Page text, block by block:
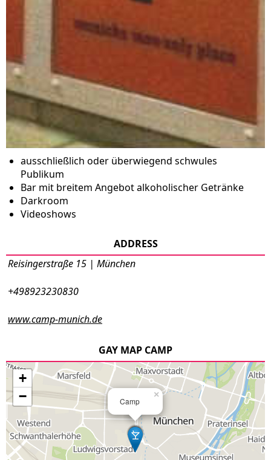
ausschließlich oder überwiegend schwules
Publikum
Bar mit breitem Angebot alkoholischer Getränke
Darkroom
Videoshows
ADDRESS
Reisingerstraße 15 | München
+498923230830
www.camp-munich.de
GAY MAP CAMP
Camp
×
+
−